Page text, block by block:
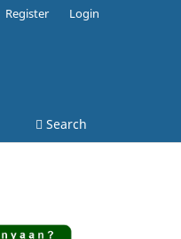
Search
Register Login